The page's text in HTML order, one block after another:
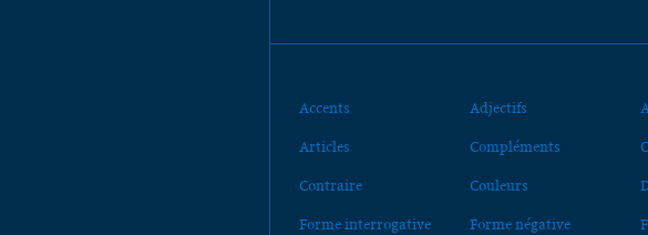
Accents Adjectifs
Articles Compléments
Contraire Couleurs
Forme interrogative Forme négative